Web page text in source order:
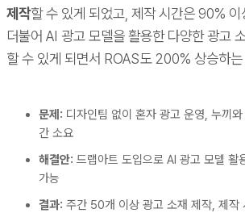
제작할 수 있게 되었고, 제작 시간은 90% 이
더불어 AI 광고 모델을 활용한 다양한 광고
할 수 있게 되면서 ROAS도 200% 상승하
문제: 디자인팀 없이 혼자 광고 운영, 누끼
간 소요
해결안: 드랩아트 도입으로 AI 광고 모델 활
가능
결과: 주간 50개 이상 광고 소재 제작, 제